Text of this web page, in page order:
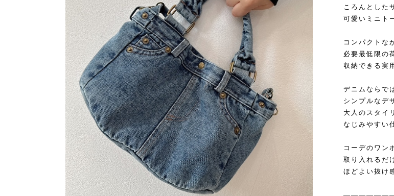
ころんとした
可愛いミニト
コンパクトな
必要最低限の
収納できる実
デニムならで
シンプルなデ
大人のスタイ
なじみやすい
コーデのワン
取り入れるだ
ほどよい抜け